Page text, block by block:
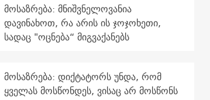
მოსაზრება: მნიშვნელოვანია
დავინახოთ, რა არის ის ჯოჯოხეთი,
სადაც "ოცნება“ მიგვაქანებს
მოსაზრება: დიქტატორს უნდა, რომ
ყველას მოსწონდეს, ვისაც არ მოსწონს